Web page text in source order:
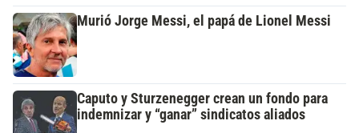
Murió Jorge Messi, el papá de Lionel Messi
Caputo y Sturzenegger crean un fondo para
indemnizar y “ganar” sindicatos aliados